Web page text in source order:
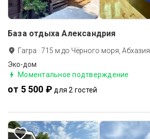
База отдыха Александрия
Гагра ·715 м до Чёрного моря, Абхазия
Эко-дом
Моментальное подтверждение
от 5 500 ₽ для 2 гостей